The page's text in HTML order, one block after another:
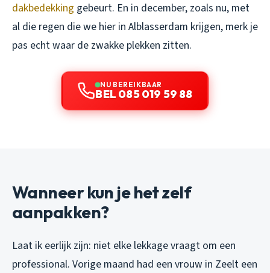
dakbedekking gebeurt. En in december, zoals nu, met
al die regen die we hier in Alblasserdam krijgen, merk je
pas echt waar de zwakke plekken zitten.
NU BEREIKBAAR
BEL 085 019 59 88
Wanneer kun je het zelf
aanpakken?
Laat ik eerlijk zijn: niet elke lekkage vraagt om een
professional. Vorige maand had een vrouw in Zeelt een